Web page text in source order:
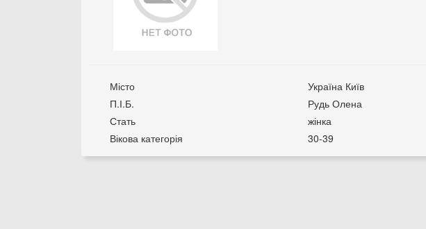
Місто
Україна Київ
П.І.Б.
Рудь Олена
Стать
жінка
Вікова категорія
30-39